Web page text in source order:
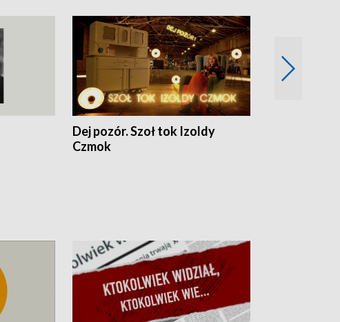
Dej pozór. Szoł tok Izoldy
Czmok